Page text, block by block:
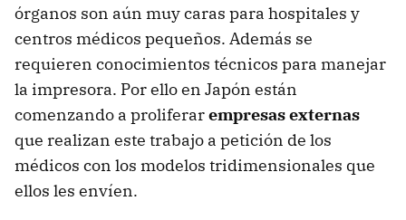
órganos son aún muy caras para hospitales y
centros médicos pequeños. Además se
requieren conocimientos técnicos para manejar
la impresora. Por ello en Japón están
comenzando a proliferarempresas externas
que realizan este trabajo a petición de los
médicos con los modelos tridimensionales que
ellos les envíen.